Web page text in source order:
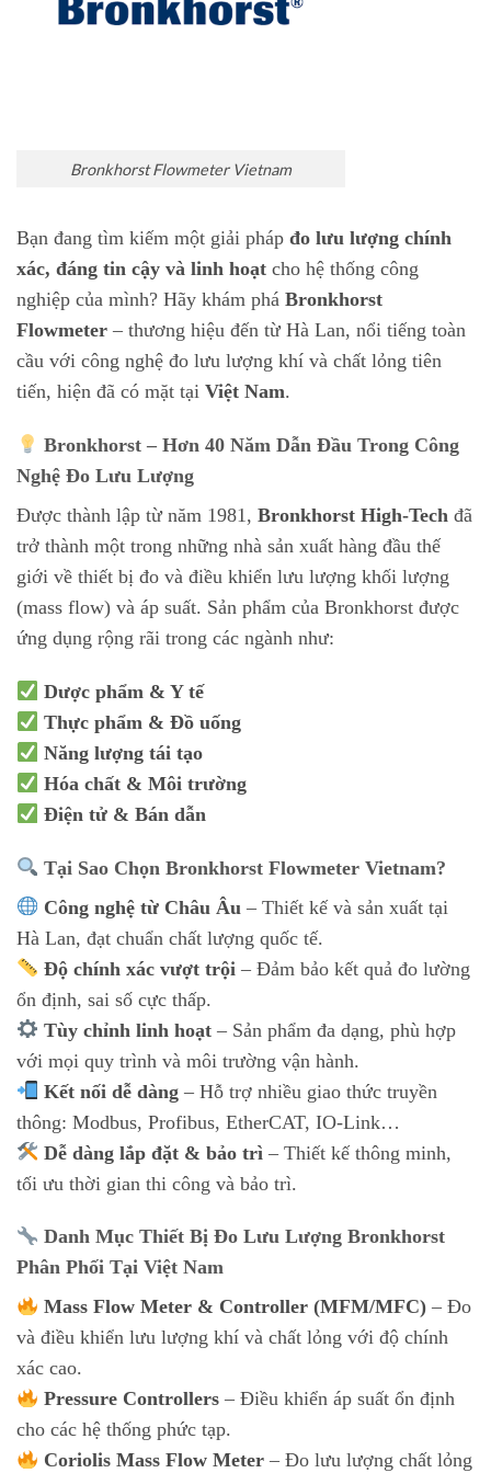
Bronkhorst Flowmeter Vietnam
Bạn đang tìm kiếm một giải pháp đo lưu lượng chính
xác, đáng tin cậy và linh hoạt cho hệ thống công
nghiệp của mình? Hãy khám phá Bronkhorst
Flowmeter – thương hiệu đến từ Hà Lan, nổi tiếng toàn
cầu với công nghệ đo lưu lượng khí và chất lỏng tiên
tiến, hiện đã có mặt tại Việt Nam.
Bronkhorst – Hơn 40 Năm Dẫn Đầu Trong Công
Nghệ Đo Lưu Lượng
Được thành lập từ năm 1981, Bronkhorst High-Tech đã
trở thành một trong những nhà sản xuất hàng đầu thế
giới về thiết bị đo và điều khiển lưu lượng khối lượng
(mass flow) và áp suất. Sản phẩm của Bronkhorst được
ứng dụng rộng rãi trong các ngành như:
Dược phẩm & Y tế
Thực phẩm & Đồ uống
Năng lượng tái tạo
Hóa chất & Môi trường
Điện tử & Bán dẫn
Tại Sao Chọn Bronkhorst Flowmeter Vietnam?
Công nghệ từ Châu Âu – Thiết kế và sản xuất tại
Hà Lan, đạt chuẩn chất lượng quốc tế.
Độ chính xác vượt trội – Đảm bảo kết quả đo lường
ổn định, sai số cực thấp.
Tùy chỉnh linh hoạt – Sản phẩm đa dạng, phù hợp
với mọi quy trình và môi trường vận hành.
Kết nối dễ dàng – Hỗ trợ nhiều giao thức truyền
thông: Modbus, Profibus, EtherCAT, IO-Link…
Dễ dàng lắp đặt & bảo trì – Thiết kế thông minh,
tối ưu thời gian thi công và bảo trì.
Danh Mục Thiết Bị Đo Lưu Lượng Bronkhorst
Phân Phối Tại Việt Nam
Mass Flow Meter & Controller (MFM/MFC) – Đo
và điều khiển lưu lượng khí và chất lỏng với độ chính
xác cao.
Pressure Controllers – Điều khiển áp suất ổn định
cho các hệ thống phức tạp.
Coriolis Mass Flow Meter – Đo lưu lượng chất lỏng